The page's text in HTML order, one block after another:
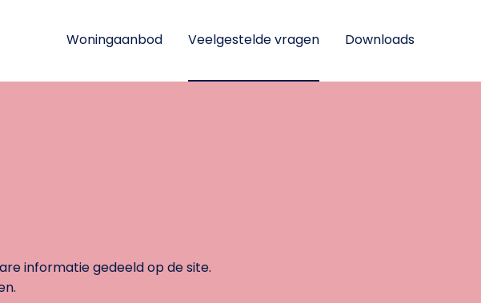
Woningaanbod Veelgestelde vragen Downloads
informatie gedeeld op de site.